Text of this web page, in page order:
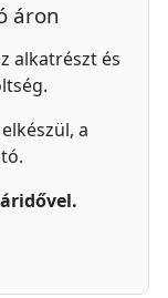
áron
alkatrészt és
a